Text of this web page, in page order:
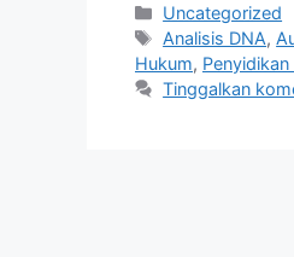
Kategori
Uncategorized
Tag
Analisis DNA,
Hukum, Penyidikan
Tinggalkan